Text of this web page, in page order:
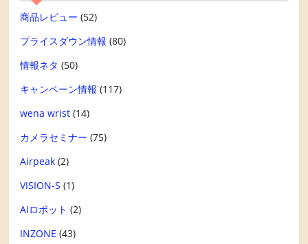
商品レビュー (52)
プライスダウン情報 (80)
情報ネタ (50)
キャンペーン情報 (117)
wena wrist (14)
カメラセミナー (75)
Airpeak (2)
VISION-S (1)
AIロボット (2)
INZONE (43)